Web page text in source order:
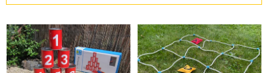
z
e
n
í
V
ý
p